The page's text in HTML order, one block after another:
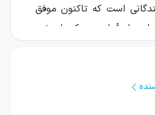
است که تاکنون موفق
جایزهٔ ادبی بوکر را برنده
سینمایی‌ای هم از آن انجام
نخستین جایزهٔ بوکرش شده